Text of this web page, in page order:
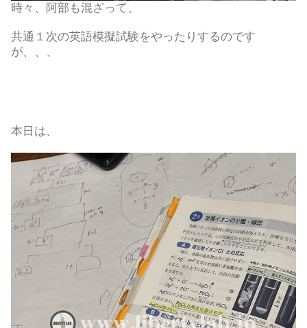
時々、阿部も混ざって、
共通１次の英語模擬試験をやったりするのです
が、、、
本日は、